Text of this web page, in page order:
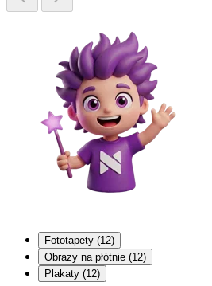
Fototapety (12)
Obrazy na płótnie (12)
Plakaty (12)